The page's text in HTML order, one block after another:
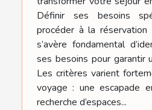
Définir ses besoins
procéder à la réservation
s’avère fondamental
ses besoins pour garantir
Les critères varient
voyage : une escapade
recherche d’espaces...